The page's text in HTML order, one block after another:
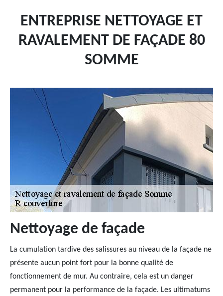
ENTREPRISE NETTOYAGE ET
RAVALEMENT DE FAÇADE 80
SOMME
Nettoyage de façade
La cumulation tardive des salissures au niveau de la façade ne
présente aucun point fort pour la bonne qualité de
fonctionnement de mur. Au contraire, cela est un danger
permanent pour la performance de la façade. Les ultimatums